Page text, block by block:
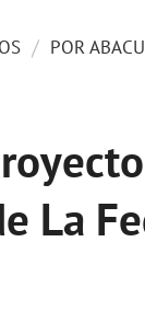
/ POR
La